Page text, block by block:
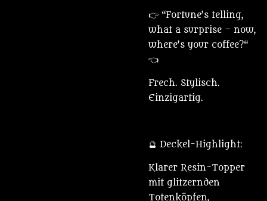
👉 “Fortune’s telling,
what a surprise – now,
where’s your coffee?“
👈
Frech. Stylisch.
Einzigartig.
🔮 Deckel-Highlight:
Klarer Resin-Topper
mit glitzernden
Totenköpfen,